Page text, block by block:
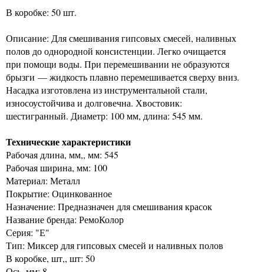
В коробке: 50 шт.
Описание: Для смешивания гипсовых смесей, наливных
полов до однородной консистенции. Легко очищается
при помощи воды. При перемешивании не образуются
брызги — жидкость плавно перемешивается сверху вниз.
Насадка изготовлена из инструментальной стали,
износоустойчива и долговечна. Хвостовик:
шестигранный. Диаметр: 100 мм, длина: 545 мм.
Технические характеристики
Рабочая длина, мм,, мм: 545
Рабочая ширина, мм: 100
Материал: Металл
Покрытие: Оцинкованное
Назначение: Предназначен для смешивания красок
Название бренда: РемоКолор
Серия: "Е"
Тип: Миксер для гипсовых смесей и наливных полов
В коробке, шт,, шт: 50